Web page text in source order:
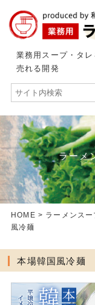
業務用スープ・タレ
売れる開発
ラーメ
HOME > ラーメンス
風冷麺
本場韓国風冷麺